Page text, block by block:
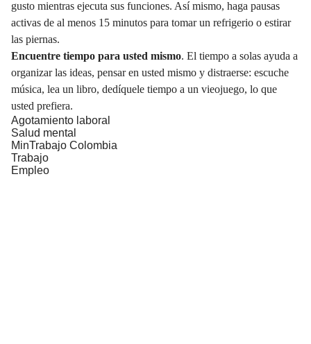
gusto mientras ejecuta sus funciones. Así mismo, haga pausas
activas de al menos 15 minutos para tomar un refrigerio o estirar
las piernas.
Encuentre tiempo para usted mismo. El tiempo a solas ayuda a
organizar las ideas, pensar en usted mismo y distraerse: escuche
música, lea un libro, dedíquele tiempo a un vieojuego, lo que
usted prefiera.
Agotamiento laboral
Salud mental
MinTrabajo Colombia
Trabajo
Empleo